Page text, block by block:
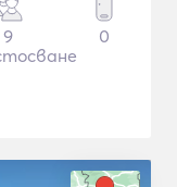
9
0